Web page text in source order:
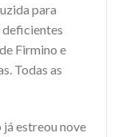
para
deficientes
Firmino e
Todas as
estreou nove